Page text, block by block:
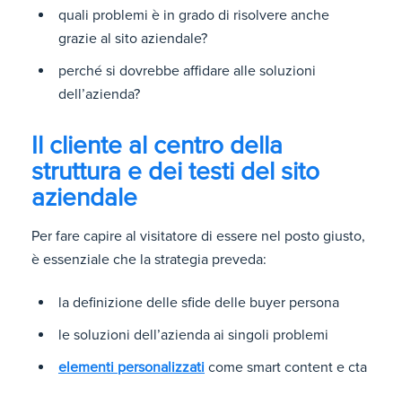
quali problemi è in grado di risolvere anche
grazie al sito aziendale?
perché si dovrebbe affidare alle soluzioni
dell’azienda?
Il cliente al centro della
struttura e dei testi del sito
aziendale
Per fare capire al visitatore di essere nel posto giusto,
è essenziale che la strategia preveda:
la definizione delle sfide delle buyer persona
le soluzioni dell’azienda ai singoli problemi
elementi personalizzati come smart content e cta